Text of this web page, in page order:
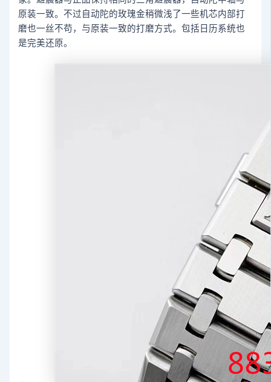
原装一致。不过自动陀的玫瑰金稍微浅了一些机芯内部打
磨也一丝不苟，与原装一致的打磨方式。包括日历系统也
是完美还原。